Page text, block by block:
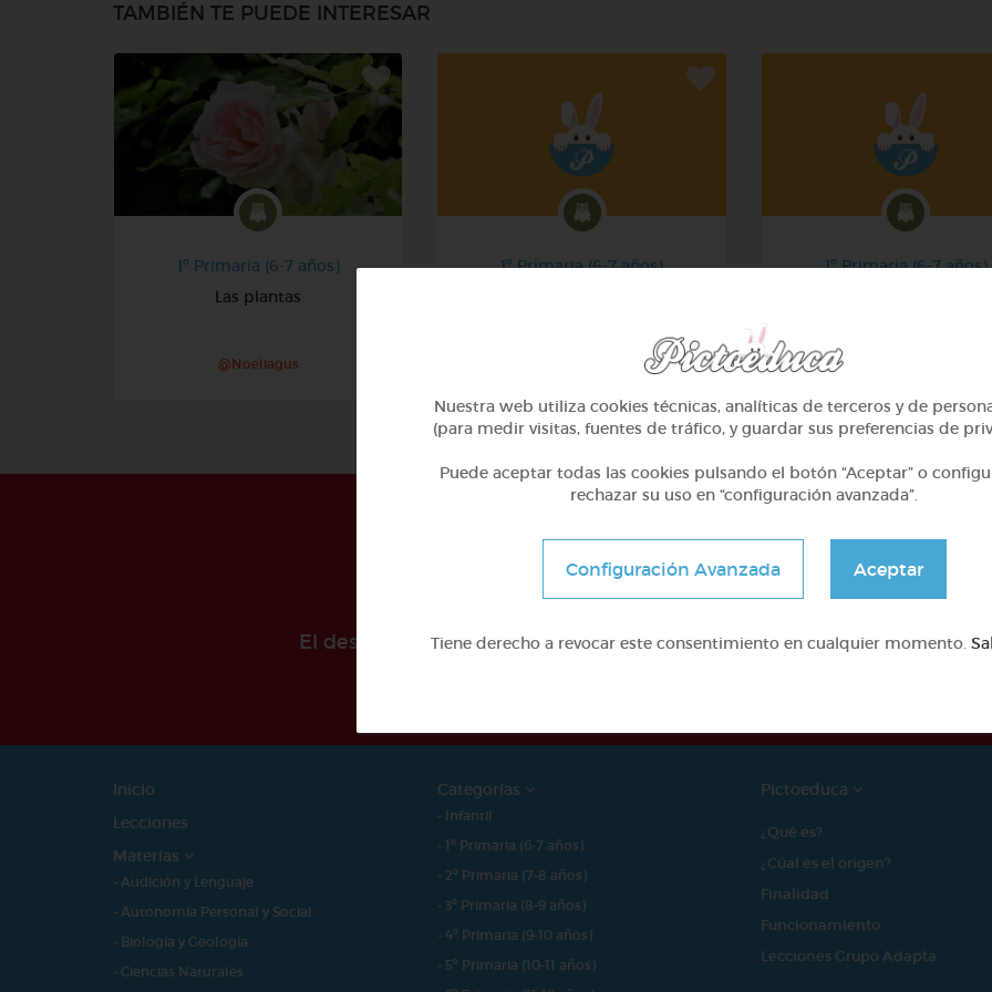
TAMBIÉN TE PUEDE INTERESAR
1º Primaria (6-7 años)
Las plantas
@Noeliagus
1º Primaria (6-7 años)
1º Primaria (6-7 años)
El desarollo de este proyecto ha sido posible gracias al mecenazgo
Inicio
Lecciones
Materias
- Audición y Lenguaje
- Autonomía Personal y Social
- Biología y Geología
- Ciencias Naturales
Categorías
- Infantil
- 1º Primaria (6-7 años)
- 2º Primaria (7-8 años)
- 3º Primaria (8-9 años)
- 4º Primaria (9-10 años)
- 5º Primaria (10-11 años)
Pictoeduca
¿Qué es?
¿Cúal es el origen?
Finalidad
Funcionamiento
Lecciones Grupo Adapta
Nuestra web utiliza cookies técnicas, analíticas de terceros y de
(para medir visitas, fuentes de tráfico, y guardar sus preferencias de
Puede aceptar todas las cookies pulsando el botón “Aceptar” o
rechazar su uso en “configuración avanzada”.
Configuración Avanzada Aceptar
Tiene derecho a revocar este consentimiento en cualquier momento.